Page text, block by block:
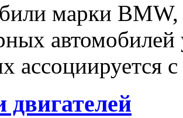
марки
автомобилей
ассоциируется